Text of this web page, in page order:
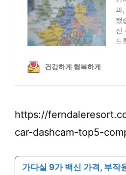
https://
car-dashcam-top5-
가다실 9가 백신 가격, 부작